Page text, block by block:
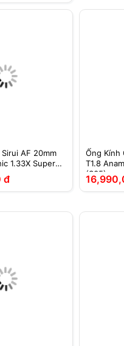
AF 20mm
1.33X Super35
đ
Ống Kính
T1.8
(S35)